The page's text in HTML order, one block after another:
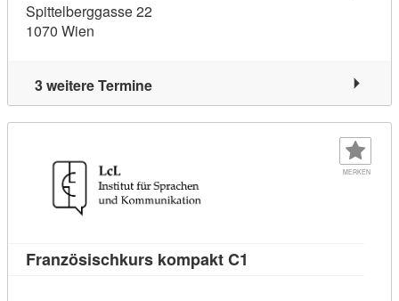
Spittelberggasse 22
1070 Wien
3 weitere Termine
MERKEN
Französischkurs kompakt C1